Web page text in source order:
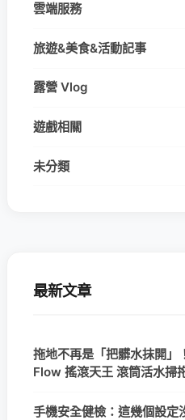
雲端服務
旅遊&美食&活動記事
露營 Vlog
遊戲相關
未分類
最新文章
拖地不再是「把髒水抹開
Flow 搖滾天王 滾筒活水掃
手機安全健檢：這幾個設定